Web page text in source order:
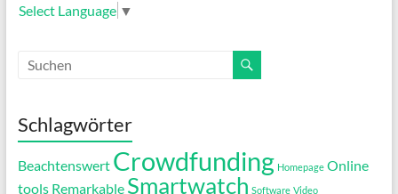
Select Language ▼
Schlagwörter
Beachtenswert Crowdfunding Homepage Online
tools Remarkable Smartwatch Software Video